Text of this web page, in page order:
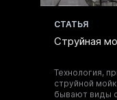
CТАТЬЯ
Струйная
Технология,
струйной
бывают виды